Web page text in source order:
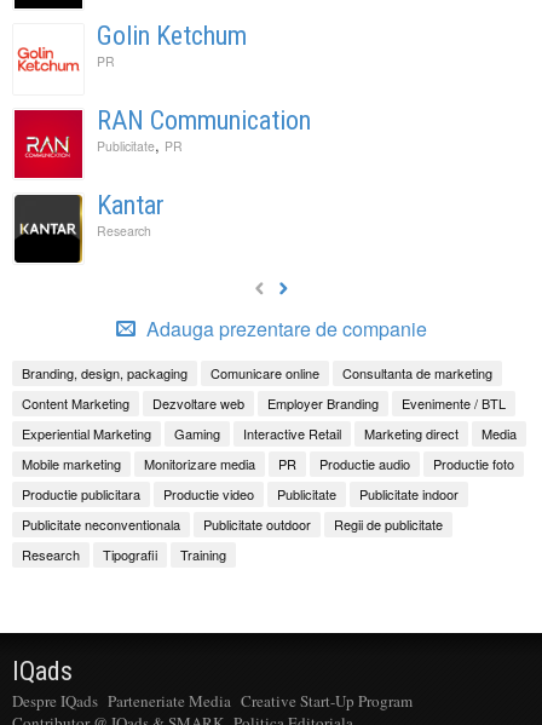
Golin Ketchum
PR
RAN Communication
Publicitate, PR
Kantar
Research
Adauga prezentare de companie
Branding, design, packaging Comunicare online
Consultanta de marketing
Content Marketing
Dezvoltare web Employer Branding
Evenimente / BTL
Experiential Marketing
Gaming Interactive Retail Marketing direct
Media
Mobile marketing
Monitorizare media PR Productie audio
Productie foto
Productie publicitara
Productie video Publicitate
Publicitate indoor
Publicitate neconventionala
Publicitate outdoor
Regii de publicitate
Research
Tipografii Training
IQads
Despre IQads Parteneriate Media Creative Start-Up Program